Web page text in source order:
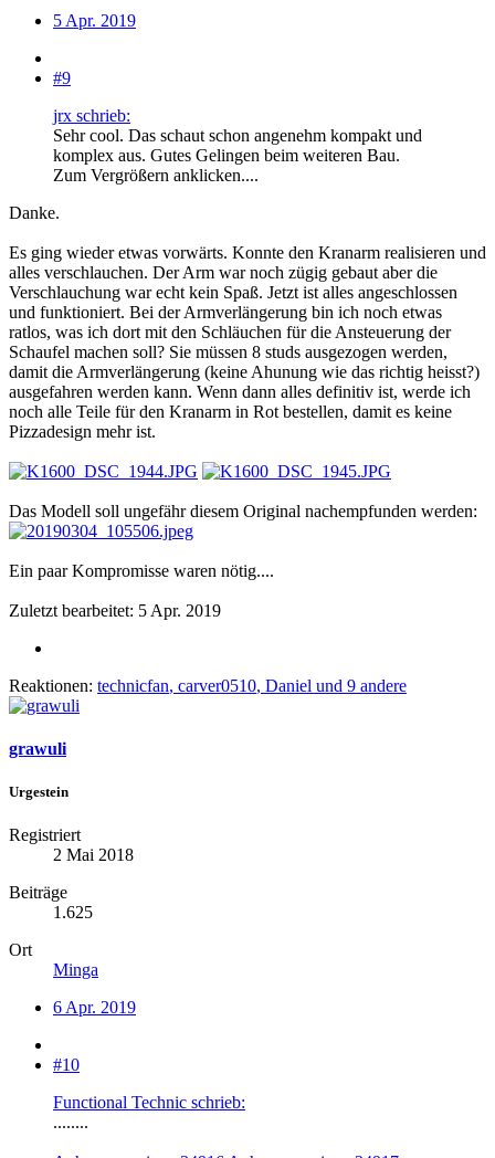
5 Apr. 2019
#9
jrx schrieb:
Sehr cool. Das schaut schon angenehm kompakt und
komplex aus. Gutes Gelingen beim weiteren Bau.
Zum Vergrößern anklicken....
Danke.
Es ging wieder etwas vorwärts. Konnte den Kranarm realisieren und
alles verschlauchen. Der Arm war noch zügig gebaut aber die
Verschlauchung war echt kein Spaß. Jetzt ist alles angeschlossen
und funktioniert. Bei der Armverlängerung bin ich noch etwas
ratlos, was ich dort mit den Schläuchen für die Ansteuerung der
Schaufel machen soll? Sie müssen 8 studs ausgezogen werden,
damit die Armverlängerung (keine Ahunung wie das richtig heisst?)
ausgefahren werden kann. Wenn dann alles definitiv ist, werde ich
noch alle Teile für den Kranarm in Rot bestellen, damit es keine
Pizzadesign mehr ist.
Das Modell soll ungefähr diesem Original nachempfunden werden:
Ein paar Kompromisse waren nötig....
Zuletzt bearbeitet: 5 Apr. 2019
Reaktionen: technicfan, carver0510, Daniel und 9 andere
grawuli
Urgestein
Registriert
2 Mai 2018
Beiträge
1.625
Ort
Minga
6 Apr. 2019
#10
Functional Technic schrieb:
........